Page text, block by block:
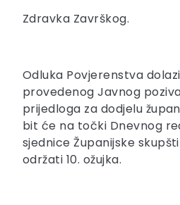
Zdravka Završkog.
Odluka Povjerenstva
provedenog Javnog
prijedloga za dodjelu
bit će na točki Dnevnog
sjednice Županijske
održati 10. ožujka.